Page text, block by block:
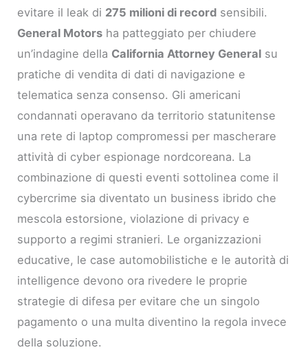
evitare il leak di 275 milioni di record sensibili.
General Motors ha patteggiato per chiudere
un’indagine della California Attorney General su
pratiche di vendita di dati di navigazione e
telematica senza consenso. Gli americani
condannati operavano da territorio statunitense
una rete di laptop compromessi per mascherare
attività di cyber espionage nordcoreana. La
combinazione di questi eventi sottolinea come il
cybercrime sia diventato un business ibrido che
mescola estorsione, violazione di privacy e
supporto a regimi stranieri. Le organizzazioni
educative, le case automobilistiche e le autorità di
intelligence devono ora rivedere le proprie
strategie di difesa per evitare che un singolo
pagamento o una multa diventino la regola invece
della soluzione.